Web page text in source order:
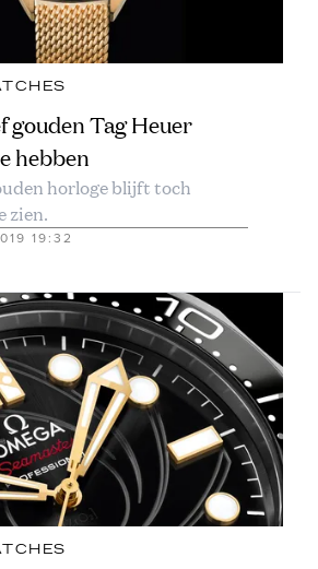
gouden Tag Heuer
hebben
horloge blijft toch
zien.
19:32